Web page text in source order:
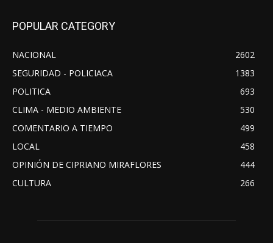
POPULAR CATEGORY
NACIONAL
2602
SEGURIDAD - POLICIACA
1383
POLITICA
693
CLIMA - MEDIO AMBIENTE
530
COMENTARIO A TIEMPO
499
LOCAL
458
OPINIÓN DE CIPRIANO MIRAFLORES
444
CULTURA
266